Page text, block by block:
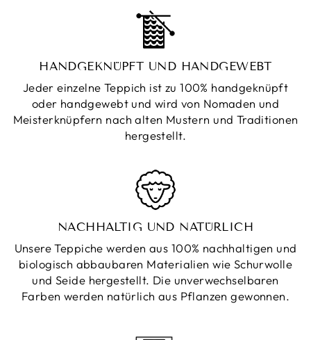
HANDGEKNÜPFT UND HANDGEWEBT
Jeder einzelne Teppich ist zu 100% handgeknüpft
oder handgewebt und wird von Nomaden und
Meisterknüpfern nach alten Mustern und Traditionen
hergestellt.
NACHHALTIG UND NATÜRLICH
Unsere Teppiche werden aus 100% nachhaltigen und
biologisch abbaubaren Materialien wie Schurwolle
und Seide hergestellt. Die unverwechselbaren
Farben werden natürlich aus Pflanzen gewonnen.